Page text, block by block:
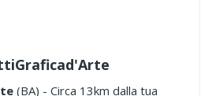
(BA) - Circa 13km dalla tua